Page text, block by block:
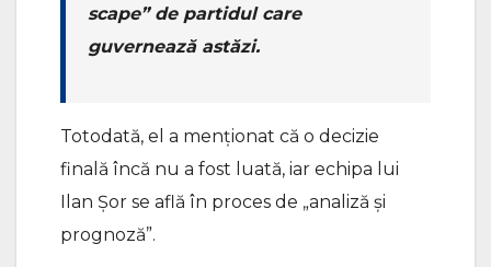
scape” de partidul care
guvernează astăzi.
Totodată, el a menționat că o decizie
finală încă nu a fost luată, iar echipa lui
Ilan Șor se află în proces de „analiză și
prognoză”.